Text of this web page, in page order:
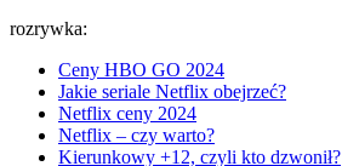
rozrywka:
Ceny HBO GO 2024
Jakie seriale Netflix obejrzeć?
Netflix ceny 2024
Netflix – czy warto?
Kierunkowy +12, czyli kto dzwonił?